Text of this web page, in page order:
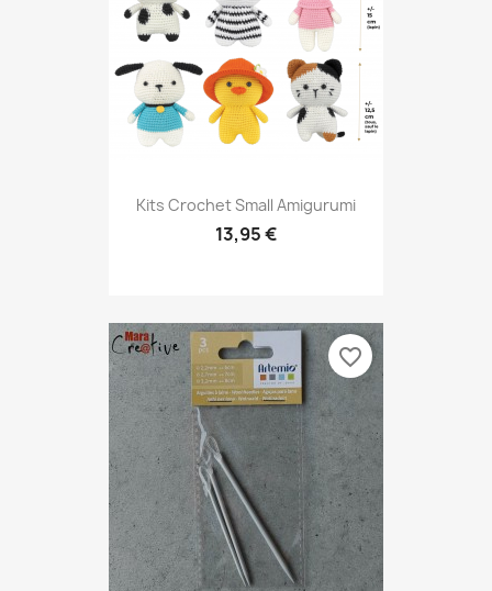
Kits Crochet Small Amigurumi
13,95 €
favorite_border